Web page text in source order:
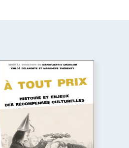
À tout prix
Premier livre à étudier les
prix culturels, artistiques et
médiatiques de l’espace
francophone dans leur